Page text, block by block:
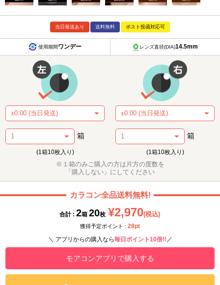
当日発送あり 送料無料 ポスト投函対応可
使用期間ワンデー レンズ直径(DIA)14.5mm
箱
(1箱10枚入り)
箱
(1箱10枚入り)
※１箱のみご購入の方は片方の度数を
「購入しない」にしてください
カラコン全品送料無料!
合計 : 2箱 20枚 ¥2,970(税込)
獲得予定ポイント : 28pt
＼ アプリからの購入なら毎日ポイント10倍!! ／
モアコンアプリで購入する